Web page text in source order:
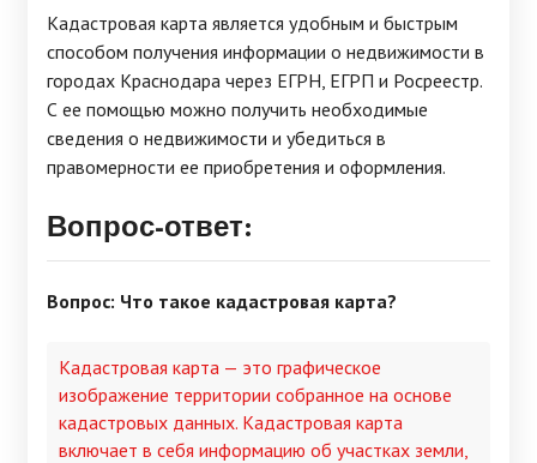
Кадастровая карта является удобным и быстрым
способом получения информации о недвижимости в
городах Краснодара через ЕГРН, ЕГРП и Росреестр.
С ее помощью можно получить необходимые
сведения о недвижимости и убедиться в
правомерности ее приобретения и оформления.
Вопрос-ответ:
Вопрос: Что такое кадастровая карта?
Кадастровая карта — это графическое
изображение территории собранное на основе
кадастровых данных. Кадастровая карта
включает в себя информацию об участках земли,